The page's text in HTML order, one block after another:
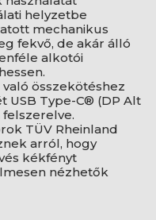
helyzetbe
mechanikus
fekvő, de akár álló
alkotói
összekötéshez
USB Type-C® (DP Alt
TÜV Rheinland
arról, hogy
kékfényt
nézhetők